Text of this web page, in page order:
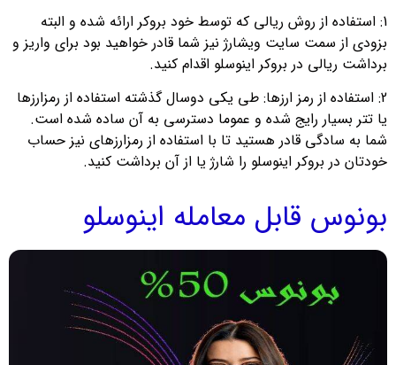
1: استفاده از روش ریالی که توسط خود بروکر ارائه شده و البته
بزودی از سمت سایت ویشارژ نیز شما قادر خواهید بود برای واریز و
برداشت ریالی در بروکر اینوسلو اقدام کنید.
2: استفاده از رمز ارزها: طی یکی دوسال گذشته استفاده از رمزارزها
یا تتر بسیار رایج شده و عموما دسترسی به آن ساده شده است.
شما به سادگی قادر هستید تا با استفاده از رمزارزهای نیز حساب
خودتان در بروکر اینوسلو را شارژ یا از آن برداشت کنید.
بونوس قابل معامله اینوسلو